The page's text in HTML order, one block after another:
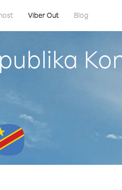
Viber Out Blog